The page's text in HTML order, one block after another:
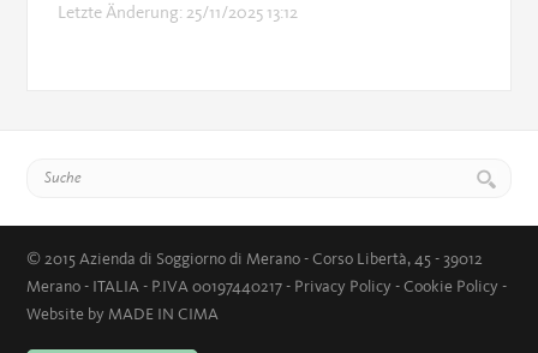
Letzte Änderung: 25/11/2025 13:12
© 2015 Azienda di Soggiorno di Merano - Corso Libertà, 45 - 39012
Merano - ITALIA - P.IVA 00197440217 - Privacy Policy -Cookie Policy -
Website by MADE IN CIMA